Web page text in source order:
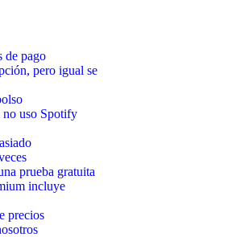
de pago
pero igual se
no uso Spotify
prueba gratuita
incluye
precios